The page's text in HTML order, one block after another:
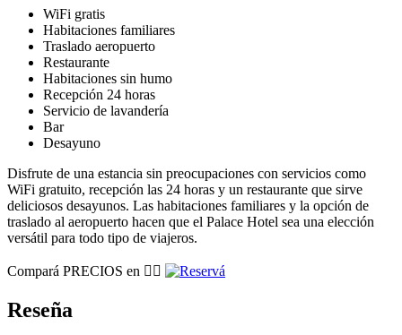
WiFi gratis
Habitaciones familiares
Traslado aeropuerto
Restaurante
Habitaciones sin humo
Recepción 24 horas
Servicio de lavandería
Bar
Desayuno
Disfrute de una estancia sin preocupaciones con servicios como
WiFi gratuito, recepción las 24 horas y un restaurante que sirve
deliciosos desayunos. Las habitaciones familiares y la opción de
traslado al aeropuerto hacen que el Palace Hotel sea una elección
versátil para todo tipo de viajeros.
Compará PRECIOS en 👉🏽
Reseña